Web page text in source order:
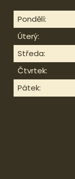
Pondělí:
Úterý:
Středa:
Čtvrtek:
Pátek: